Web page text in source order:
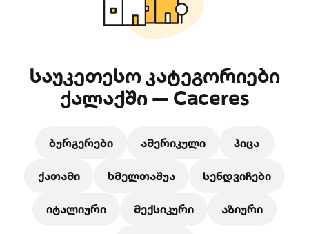
საუკეთესო კატეგორიები
ქალაქში — Caceres
ბურგერები ამერიკული პიცა
ქათამი ხმელთაშუა სენდვიჩები
იტალიური მექსიკური აზიური